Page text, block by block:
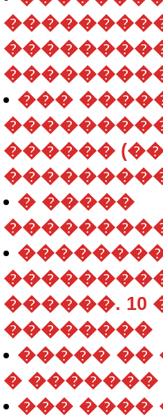
���
������
� �����
������. 10
��������
����� ��
� �������
��� ����